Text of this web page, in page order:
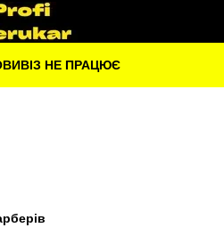
НЕ ПРАЦЮЄ